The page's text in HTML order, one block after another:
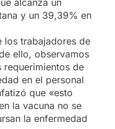
y un 39,39% en
los trabajadores de
ello, observamos
requerimientos de
en el personal
que «esto
la vacuna no se
la enfermedad